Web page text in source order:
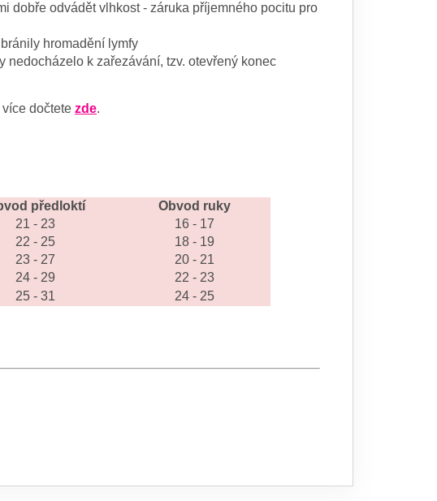
dobře odvádět vlhkost - záruka příjemného pocitu pro
hromadění lymfy
nedocházelo k zařezávání, tzv. otevřený konec
více dočtete zde.
předloktí
Obvod ruky
21 - 23
16 - 17
22 - 25
18 - 19
23 - 27
20 - 21
24 - 29
22 - 23
25 - 31 24 - 25